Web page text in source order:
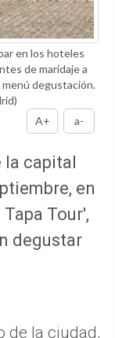
en los hoteles
de maridaje a
degustación.
A+
a-
la capital
en
Tour',
degustar
de la ciudad,